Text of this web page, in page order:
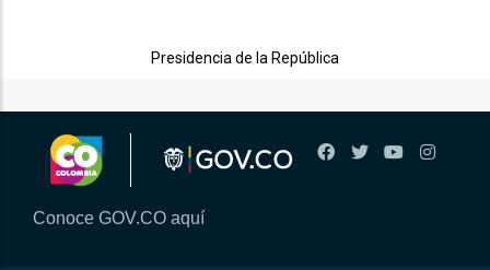
Presidencia de la República
Conoce GOV.CO aquí